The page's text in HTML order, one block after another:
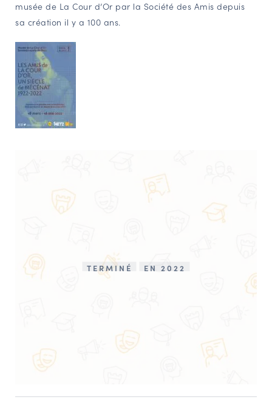
PORTAIL CULTURE
Comité d'Histoire Régionale
Service Inventaire et Patrimoines de la Région Grand Est
VOUS ÊTES…
Amateurs d’histoire et de patrimoine
musée de La Cour d’Or par la Société des Amis depuis
sa création il y a 100 ans.
TERMINÉ EN 2022